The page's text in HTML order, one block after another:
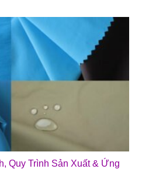
Quy Trình Sản Xuất & Ứng